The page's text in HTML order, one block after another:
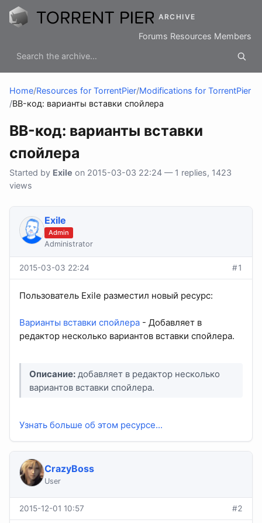
ARCHIVE
Forums Resources Members
Home/Resources for TorrentPier/Modifications for TorrentPier
/BB-код: варианты вставки спойлера
BB-код: варианты вставки
спойлера
Started by Exile on 2015-03-03 22:24 — 1 replies, 1423
views
Exile
Admin
Administrator
2015-03-03 22:24 #1
Пользователь Exile разместил новый ресурс:
Варианты вставки спойлера - Добавляет в
редактор несколько вариантов вставки спойлера.
Описание: добавляет в редактор несколько
вариантов вставки спойлера.
Узнать больше об этом ресурсе...
CrazyBoss
User
2015-12-01 10:57 #2